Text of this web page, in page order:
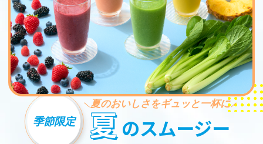
季節限定
夏のおいしさをギュッと一杯に
夏 のスムージー